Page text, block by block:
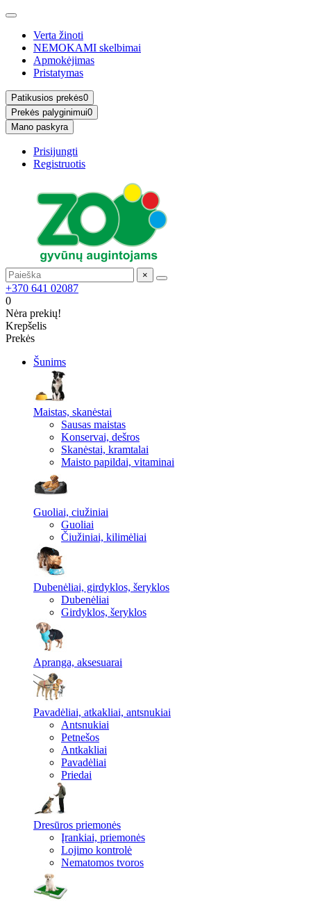
Verta žinoti
NEMOKAMI skelbimai
Apmokėjimas
Pristatymas
Patikusios prekės0
Prekės palyginimui0
Mano paskyra
Prisijungti
Registruotis
×
+370 641 02087
0
Nėra prekių!
Krepšelis
Prekės
Šunims
Maistas, skanėstai
Sausas maistas
Konservai, dešros
Skanėstai, kramtalai
Maisto papildai, vitaminai
Guoliai, ciužiniai
Guoliai
Čiužiniai, kilimėliai
Dubenėliai, girdyklos, šeryklos
Dubenėliai
Girdyklos, šeryklos
Apranga, aksesuarai
Pavadėliai, atkakliai, antsnukiai
Antsnukiai
Petnešos
Antkakliai
Pavadėliai
Priedai
Dresūros priemonės
Įrankiai, priemonės
Lojimo kontrolė
Nematomos tvoros